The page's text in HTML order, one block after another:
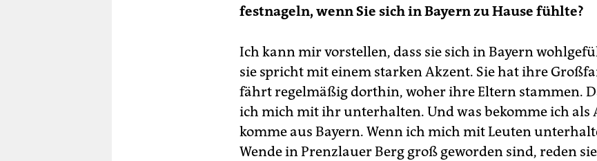
festnageln, wenn Sie sich in Bayern zu Hause fühlte?
Ich kann mir vorstellen, dass sie sich in Bayern
sie spricht mit einem starken Akzent. Sie hat ihre
fährt regelmäßig dorthin, woher ihre Eltern stammen.
ich mich mit ihr unterhalten. Und was bekomme ich als
komme aus Bayern. Wenn ich mich mit Leuten
Wende in Prenzlauer Berg groß geworden sind, reden